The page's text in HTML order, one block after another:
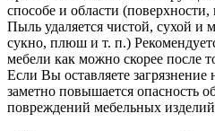
способе и области
Пыль удаляется чистой, сухой и
сукно, плюш и т. п.)
мебели как можно скорее после
Если Вы оставляете загрязнение
заметно повышается опасность
повреждений мебельных